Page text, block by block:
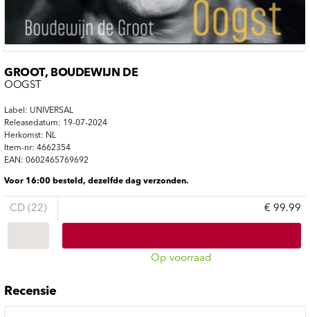
GROOT, BOUDEWIJN DE
OOGST
Label: UNIVERSAL
Releasedatum: 19-07-2024
Herkomst: NL
Item-nr: 4662354
EAN: 0602465769692
Voor 16:00 besteld, dezelfde dag verzonden.
CD (22) € 99.99
Op voorraad
Recensie